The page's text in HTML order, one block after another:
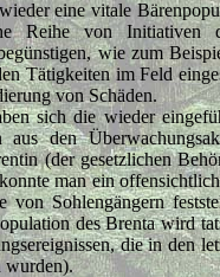
eine vitale
Reihe von Initiativen
wie zum
Tätigkeiten im Feld
von Schäden.
sich die wieder
aus den
(der gesetzlichen
man ein
von Sohlengängern
des Brenta wird
die in den
wurden).